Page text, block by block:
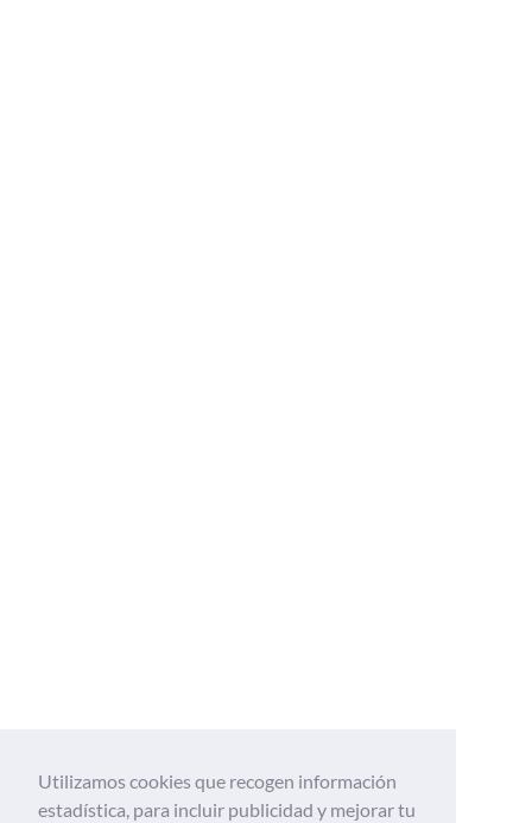
Utilizamos cookies que recogen información
estadística, para incluir publicidad y mejorar tu